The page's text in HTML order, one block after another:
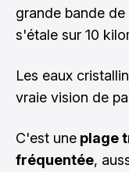
grande bande
s'étale sur 10
Les eaux
vraie vision de
C'est une plage
fréquentée,